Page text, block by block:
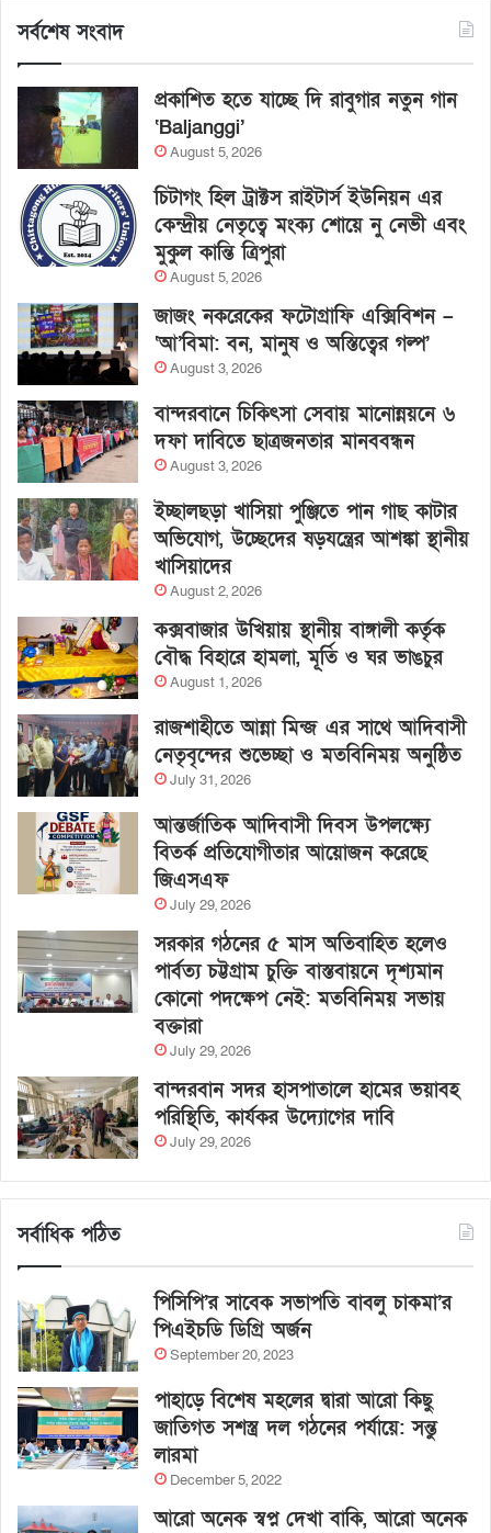
সর্বশেষ সংবাদ
প্রকাশিত হতে যাচ্ছে দি রাবুগার নতুন গান
‘Baljanggi’
August 5, 2026
চিটাগং হিল ট্রাক্টস রাইটার্স ইউনিয়ন এর
কেন্দ্রীয় নেতৃত্বে মংক্য শোয়ে নু নেভী এবং
মুকুল কান্তি ত্রিপুরা
August 5, 2026
জাজং নকরেকের ফটোগ্রাফি এক্সিবিশন –
‘আ’বিমা: বন, মানুষ ও অস্তিত্বের গল্প’
August 3, 2026
বান্দরবানে চিকিৎসা সেবায় মানোন্নয়নে ৬
দফা দাবিতে ছাত্রজনতার মানববন্ধন
August 3, 2026
ইচ্ছালছড়া খাসিয়া পুঞ্জিতে পান গাছ কাটার
অভিযোগ, উচ্ছেদের ষড়যন্ত্রের আশঙ্কা স্থানীয়
খাসিয়াদের
August 2, 2026
কক্সবাজার উখিয়ায় স্থানীয় বাঙ্গালী কর্তৃক
বৌদ্ধ বিহারে হামলা, মূর্তি ও ঘর ভাঙচুর
August 1, 2026
রাজশাহীতে আন্না মিন্জ এর সাথে আদিবাসী
নেতৃবৃন্দের শুভেচ্ছা ও মতবিনিময় অনুষ্ঠিত
July 31, 2026
আন্তর্জাতিক আদিবাসী দিবস উপলক্ষ্যে
বিতর্ক প্রতিযোগীতার আয়োজন করেছে
জিএসএফ
July 29, 2026
সরকার গঠনের ৫ মাস অতিবাহিত হলেও
পার্বত্য চট্টগ্রাম চুক্তি বাস্তবায়নে দৃশ্যমান
কোনো পদক্ষেপ নেই: মতবিনিময় সভায়
বক্তারা
July 29, 2026
বান্দরবান সদর হাসপাতালে হামের ভয়াবহ
পরিস্থিতি, কার্যকর উদ্যোগের দাবি
July 29, 2026
সর্বাধিক পঠিত
পিসিপি’র সাবেক সভাপতি বাবলু চাকমা’র
পিএইচডি ডিগ্রি অর্জন
September 20, 2023
পাহাড়ে বিশেষ মহলের দ্বারা আরো কিছু
জাতিগত সশস্ত্র দল গঠনের পর্যায়ে: সন্তু
লারমা
December 5, 2022
আরো অনেক স্বপ্ন দেখা বাকি, আরো অনেক